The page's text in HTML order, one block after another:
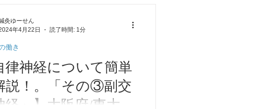
せん
ラ、ストレスに良い食べ物をご紹介
。 それは「酸味」のある食べ物で
医学では「酸味」の食べ物は血...
律神経について簡単
説！。「その③副交
経」】大阪府/東大阪
働き
灸ゆーせん
年4月22日
読了時間: 1分